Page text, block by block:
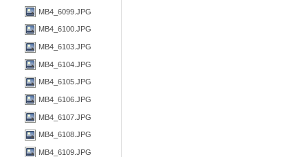
MB4_6099.JPG
MB4_6100.JPG
MB4_6103.JPG
MB4_6104.JPG
MB4_6105.JPG
MB4_6106.JPG
MB4_6107.JPG
MB4_6108.JPG
MB4_6109.JPG